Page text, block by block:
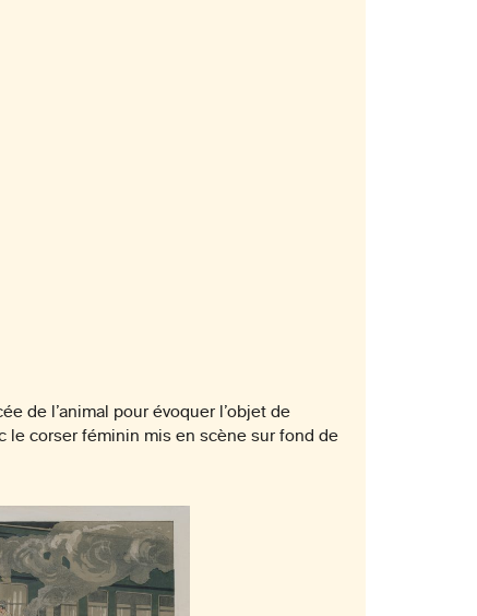
de l’animal pour évoquer l’objet de
le corser féminin mis en scène sur fond de